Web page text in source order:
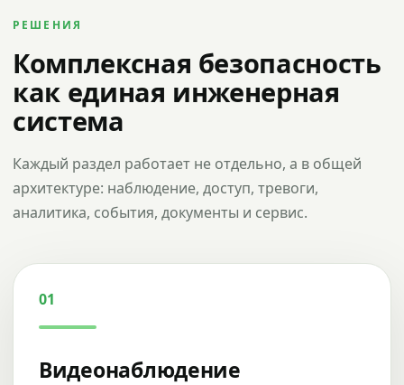
РЕШЕНИЯ
Комплексная безопасность
как единая инженерная
система
Каждый раздел работает не отдельно, а в общей
архитектуре: наблюдение, доступ, тревоги,
аналитика, события, документы и сервис.
01
Видеонаблюдение